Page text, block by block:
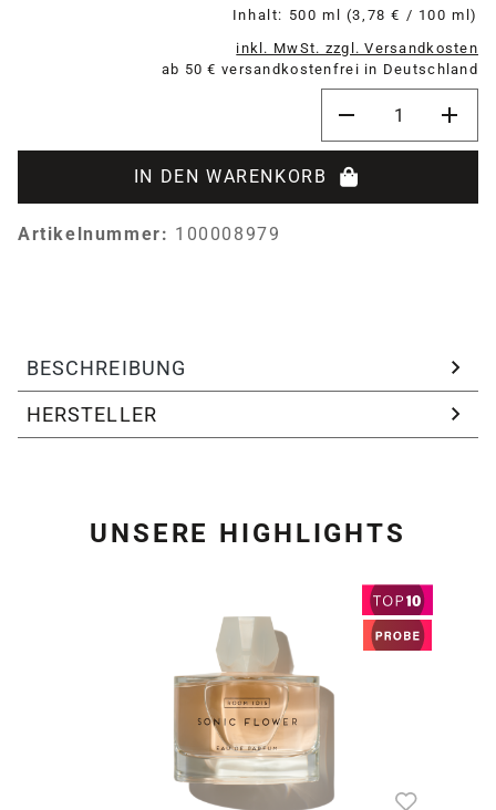
Inhalt: 500 ml (3,78 € / 100 ml)
inkl. MwSt. zzgl. Versandkosten
ab 50 € versandkostenfrei in Deutschland
IN DEN WARENKORB
Artikelnummer: 100008979
BESCHREIBUNG
HERSTELLER
UNSERE HIGHLIGHTS